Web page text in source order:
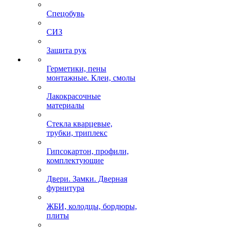
Спецобувь
СИЗ
Защита рук
Герметики, пены
монтажные. Клеи, смолы
Лакокрасочные
материалы
Стекла кварцевые,
трубки, триплекс
Гипсокартон, профили,
комплектующие
Двери. Замки. Дверная
фурнитура
ЖБИ, колодцы, бордюры,
плиты